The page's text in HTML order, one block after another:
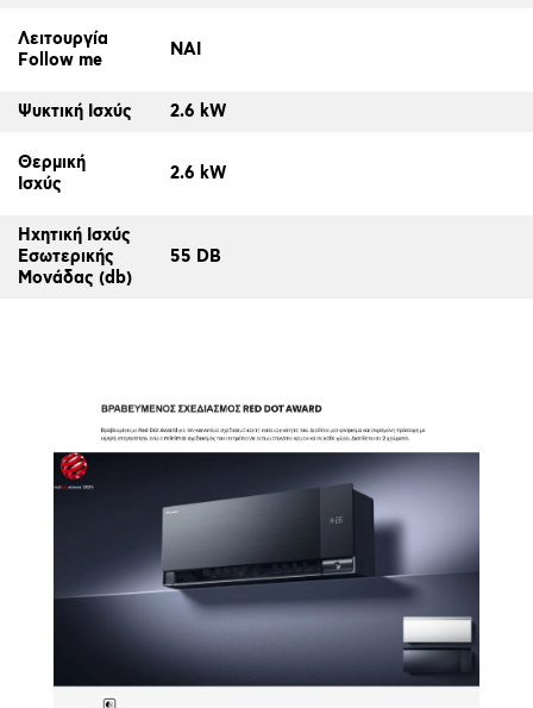
Λειτουργία
Follow me
ΝΑΙ
Ψυκτική Ισχύς 2.6 kW
Θερμική
Ισχύς
2.6 kW
Ηχητική Ισχύς
Εσωτερικής
Μονάδας (db)
55 DB